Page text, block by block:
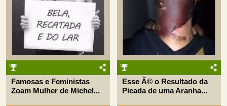
Famosas e Feministas
Zoam Mulher de Michel...
Esse Ã© o Resultado da
Picada de uma Aranha...